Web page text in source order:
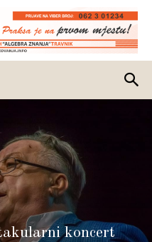
koncert